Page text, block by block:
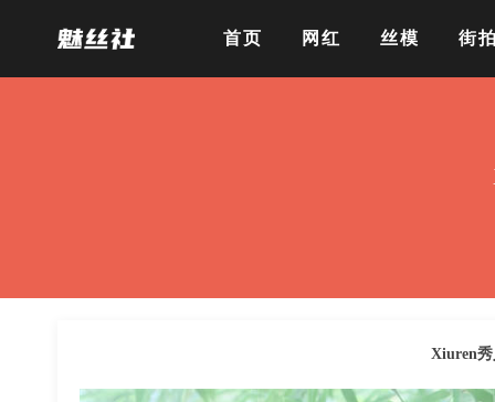
首页 网红 丝模 街
Xiuren秀